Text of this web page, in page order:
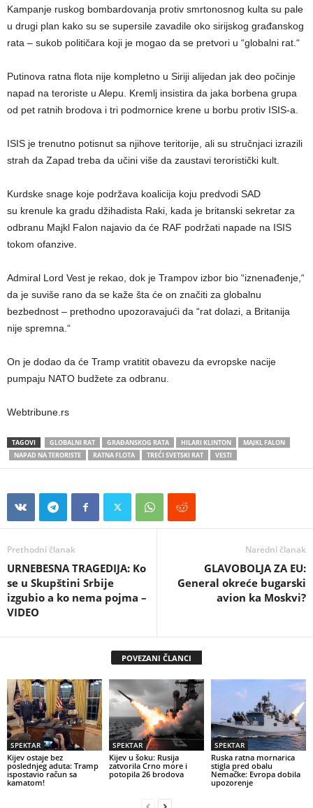
Kampanje ruskog bombardovanja protiv smrtonosnog kulta su pale
u drugi plan kako su se supersile zavadile oko sirijskog građanskog
rata – sukob političara koji je mogao da se pretvori u “globalni rat.“
Putinova ratna flota nije kompletno u Siriji alijedan jak deo počinje
napad na teroriste u Alepu. Kremlj insistira da jaka borbena grupa
od pet ratnih brodova i tri podmornice krene u borbu protiv ISIS-a.
ISIS je trenutno potisnut sa njihove teritorije, ali su stručnjaci izrazili
strah da Zapad treba da učini više da zaustavi teroristički kult.
Kurdske snage koje podržava koalicija koju predvodi SAD
su krenule ka gradu džihadista Raki, kada je britanski sekretar za
odbranu Majkl Falon najavio da će RAF podržati napade na ISIS
tokom ofanzive.
Admiral Lord Vest je rekao, dok je Trampov izbor bio “iznenađenje,“
da je suviše rano da se kaže šta će on značiti za globalnu
bezbednost – prethodno upozoravajući da “rat dolazi, a Britanija
nije spremna.“
On je dodao da će Tramp vratitit obavezu da evropske nacije
pumpaju NATO budžete za odbranu.
Webtribune.rs
TAGOVI GLOBALNI RAT GRAĐANSKOG RATA HILARI KLINTON
MAJKL FALON
NAPAD NA TERORISTE
RATNA FLOTA TREĆI SVETSKI RAT VESTI
Prethodni članak
URNEBESNA TRAGEDIJA: Ko
se u Skupštini Srbije
izgubio a ko nema pojma –
VIDEO
Naredni članak
GLAVOBOLJA ZA EU:
General okreće bugarski
avion ka Moskvi?
POVEZANI ČLANCI
SPEKTAR
Kijev ostaje bez
poslednjeg aduta: Tramp
ispostavio račun sa
kamatom!
SPEKTAR
Kijev u šoku: Rusija
zatvorila Crno more i
potopila 26 brodova
SPEKTAR
Ruska ratna mornarica
stigla pred obalu
Nemačke: Evropa dobila
upozorenje